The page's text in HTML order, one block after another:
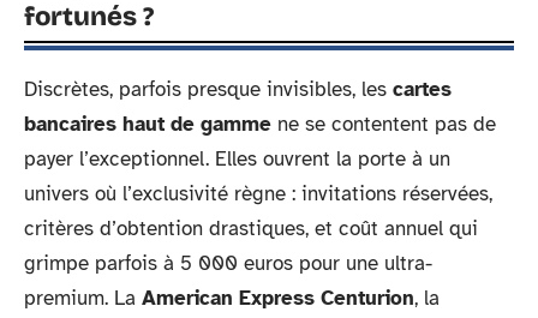
fortunés ?
Discrètes, parfois presque invisibles, les cartes
bancaires haut de gamme ne se contentent pas de
payer l’exceptionnel. Elles ouvrent la porte à un
univers où l’exclusivité règne : invitations réservées,
critères d’obtention drastiques, et coût annuel qui
grimpe parfois à 5 000 euros pour une ultra-
premium. La American Express Centurion, la